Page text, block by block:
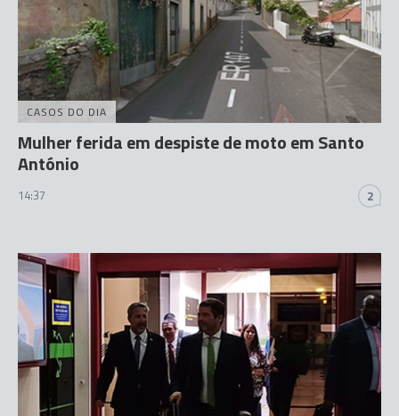
CASOS DO DIA
Mulher ferida em despiste de moto em Santo
António
14:37 2